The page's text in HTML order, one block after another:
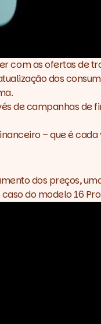
com as ofertas de
dos
de campanhas de
– que é
dos preços,
do modelo 16